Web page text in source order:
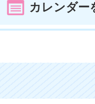
カレンダー